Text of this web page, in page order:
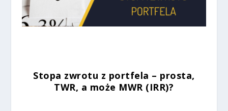
Stopa zwrotu z portfela – prosta,
TWR, a może MWR (IRR)?